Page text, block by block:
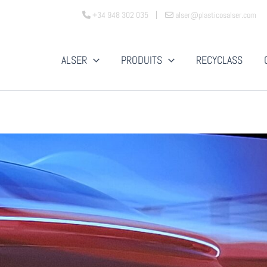
+34 948 302 035 alser@plasticosalser.com
ALSER PRODUITS RECYCLASS